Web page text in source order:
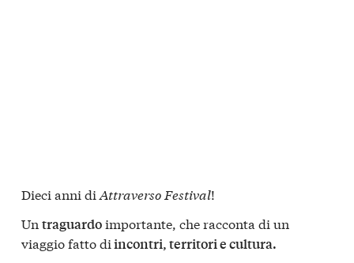
Dieci anni di Attraverso Festival!
Un traguardoimportante, che racconta di un
viaggio fatto diincontri, territori e cultura.